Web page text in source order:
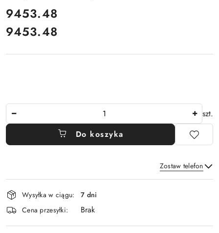
cena:
9453.48
Cena:
9453.48
szt.
Do koszyka
Zostaw telefon
Dostępność
i
dostawa
Wysyłka w ciągu:
7 dni
Cena przesyłki:
Brak